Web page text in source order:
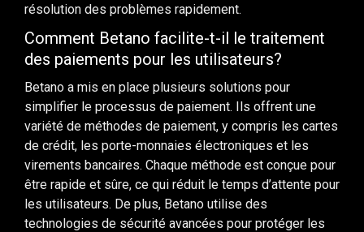
résolution des problèmes rapidement.
Comment Betano facilite-t-il le traitement
des paiements pour les utilisateurs?
Betano a mis en place plusieurs solutions pour
simplifier le processus de paiement. Ils offrent une
variété de méthodes de paiement, y compris les cartes
de crédit, les porte-monnaies électroniques et les
virements bancaires. Chaque méthode est conçue pour
être rapide et sûre, ce qui réduit le temps d’attente pour
les utilisateurs. De plus, Betano utilise des
technologies de sécurité avancées pour protéger les